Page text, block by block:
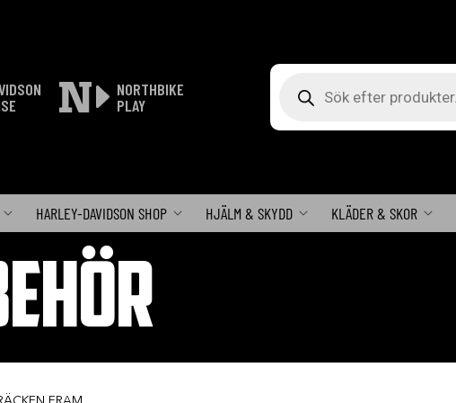
NORTHBIKE
PLAY
HARLEY-DAVIDSON SHOP HJÄLM & SKYDD KLÄDER & SKOR